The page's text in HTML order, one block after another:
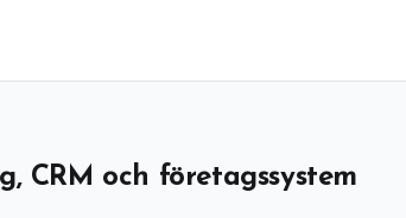
CRM och företagssystem